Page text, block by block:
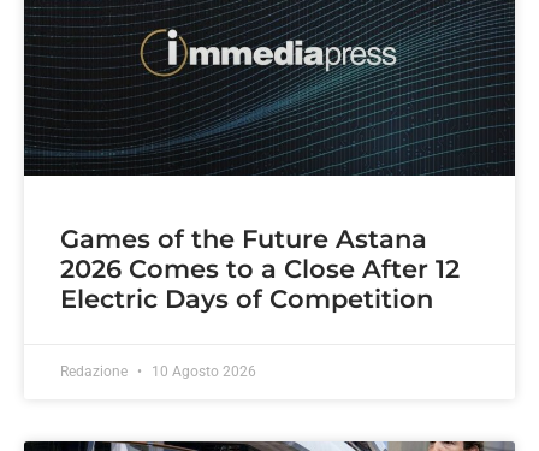
Games of the Future Astana
2026 Comes to a Close After 12
Electric Days of Competition
Redazione 10 Agosto 2026